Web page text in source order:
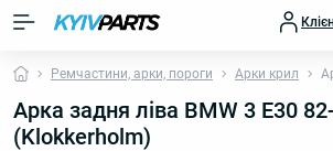
Ремчастини, арки, пороги Арки крил
Арка задня ліва BMW 3 E30
(Klokkerholm)